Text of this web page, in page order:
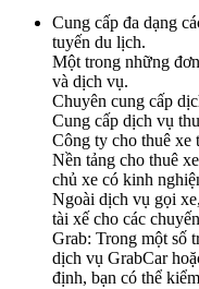
Cung cấp đa dạng
tuyến du lịch.
Một trong những
và dịch vụ.
Chuyên cung cấp
Cung cấp dịch vụ
Công ty cho thuê
Nền tảng cho thuê
chủ xe có kinh
Ngoài dịch vụ gọi
tài xế cho các
Grab: Trong một số
dịch vụ GrabCar
định, bạn có thể